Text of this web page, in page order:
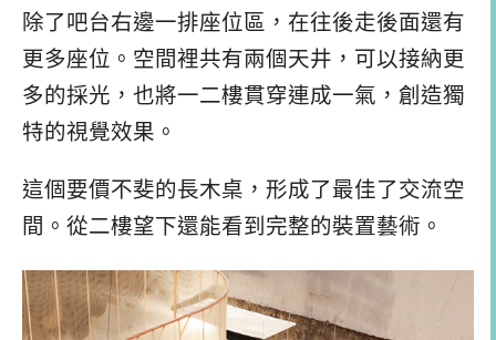
除了吧台右邊一排座位區，在往後走後面還有
更多座位。空間裡共有兩個天井，可以接納更
多的採光，也將一二樓貫穿連成一氣，創造獨
特的視覺效果。
這個要價不斐的長木桌，形成了最佳了交流空
間。從二樓望下還能看到完整的裝置藝術。